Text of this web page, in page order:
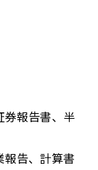
券報告書、半
告、計算書